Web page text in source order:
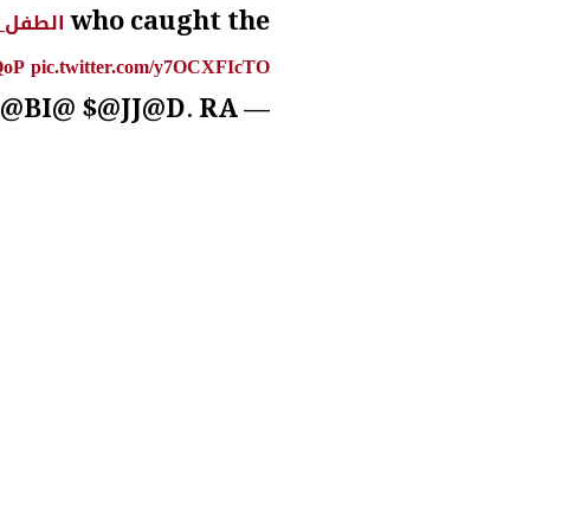
who caught the
pic.twitter.com/y7OCXFIcTO
— R@BI@ $@JJ@D. RAبIA SAجAD (@rabia6789)